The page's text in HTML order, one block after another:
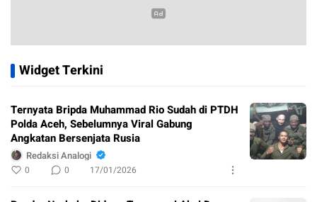
Widget Terkini
Ternyata Bripda Muhammad Rio Sudah di PTDH
Polda Aceh, Sebelumnya Viral Gabung
Angkatan Bersenjata Rusia
Redaksi Analogi
0 0 17/01/2026